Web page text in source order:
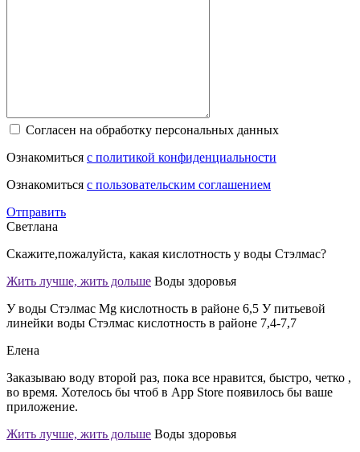
Согласен на обработку персональных данных
Ознакомиться с политикой конфиденциальности
Ознакомиться с пользовательским соглашением
Отправить
Светлана
Скажите,пожалуйста, какая кислотность у воды Стэлмас?
Жить лучше, жить дольше Воды здоровья
У воды Стэлмас Mg кислотность в районе 6,5 У питьевой
линейки воды Стэлмас кислотность в районе 7,4-7,7
Елена
Заказываю воду второй раз, пока все нравится, быстро, четко ,
во время. Хотелось бы чтоб в App Store появилось бы ваше
приложение.
Жить лучше, жить дольше Воды здоровья